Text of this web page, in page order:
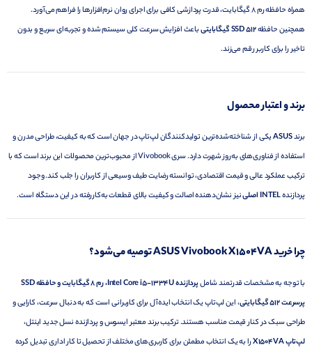
همراه حافظه رم 8 گیگابایت، قدرت پردازشی کافی برای اجرای روان نرم‌افزارها را فراهم می‌آورد.
همچنین حافظهSSD 512 گیگابایتی
باعث افزایش سرعت کلی سیستم شده و تجربه‌ای سریع و بدون
تاخیر را برای کاربر رقم می‌زند.
برند و اعتبار محصول
برندASUSیکی از شناخته‌شده‌ترین تولیدکنندگان لپ‌تاپ در جهان است که به کیفیت، طراحی مدرن و
استفاده از فناوری‌های به‌روز شهرت دارد. سری Vivobook از محبوب‌ترین محصولات این برند است که با
ترکیب عملکرد عالی و قیمت اقتصادی، توانسته رضایت طیف وسیعی از کاربران را جلب کند. وجود
پردازندهINTEL اصلی نیز نشان‌دهنده اصالت و کیفیت بالای قطعات به‌کاررفته در این دستگاه است.
چرا خرید ASUS Vivobook X1504VA توصیه می‌شود؟
با توجه به مشخصات قدرتمند شامل
پردازنده Intel Core i5-1334U، رم 8 گیگابایت و حافظه SSD
پرسرعت 512 گیگابایتی
، این لپ‌تاپ یک انتخاب ایده‌آل برای کاربرانی است که به دنبال سرعت، کارایی و
طراحی سبک در کنار قیمت مناسب هستند. ترکیب برند معتبر ایسوس و پردازنده نسل جدید اینتل،
لپ‌تاپ X1504VA
را به یک انتخاب مطمئن برای کاربری‌های مختلف از تحصیل تا کار اداری تبدیل کرده